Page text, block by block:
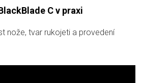
C v praxi
nože, tvar rukojeti a provedení